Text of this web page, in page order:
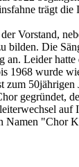
trägt
Vorstand,
bilden. Die
an. Leider hatte
1968 wurde
zum 50jährigen
gegründet,
auf
Namen "Chor